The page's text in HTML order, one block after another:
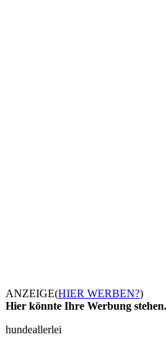
ANZEIGE(HIER WERBEN?)
Hier könnte Ihre Werbung stehen.
hundeallerlei